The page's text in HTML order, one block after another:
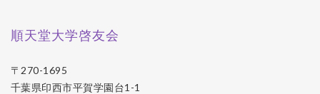
順天堂大学啓友会
〒270-1695
千葉県印西市平賀学園台1-1